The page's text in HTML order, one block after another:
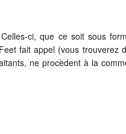
ci, que ce soit sous
fait appel (vous trouverez
ne procèdent à la